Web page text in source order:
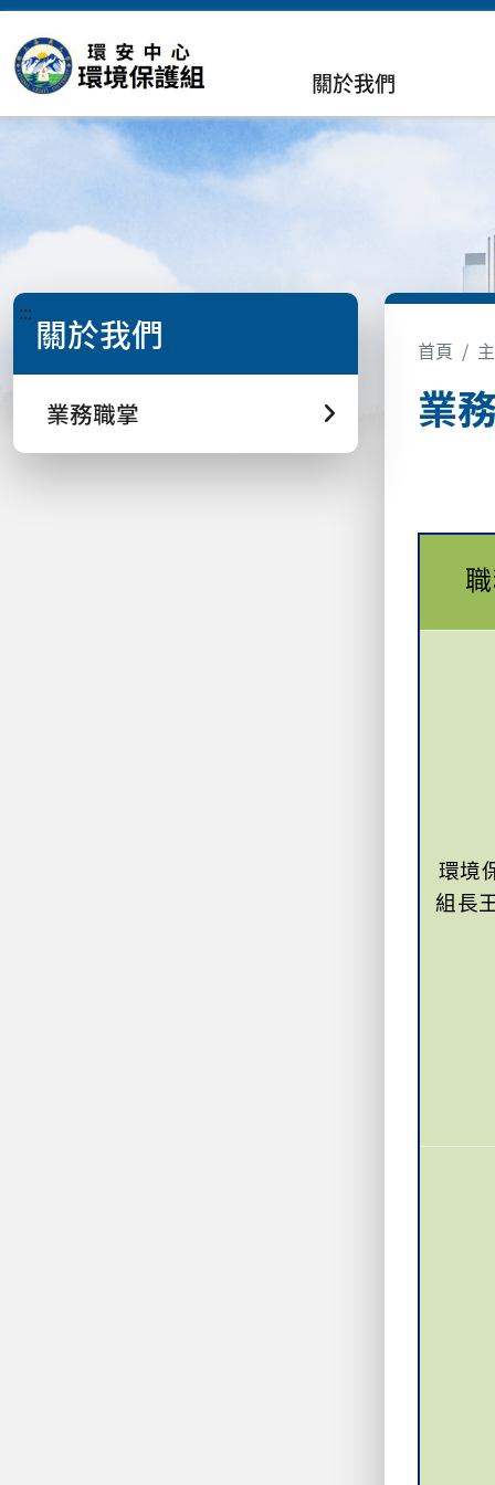
關於我們
::: 關於我們
業務職掌
首頁
業
環境
組長